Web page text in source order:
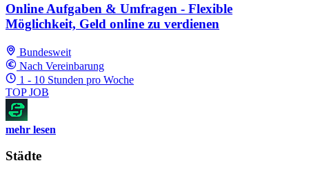
Online Aufgaben & Umfragen - Flexible
Möglichkeit, Geld online zu verdienen
Bundesweit
Nach Vereinbarung
1 - 10 Stunden pro Woche
TOP JOB
mehr lesen
Städte